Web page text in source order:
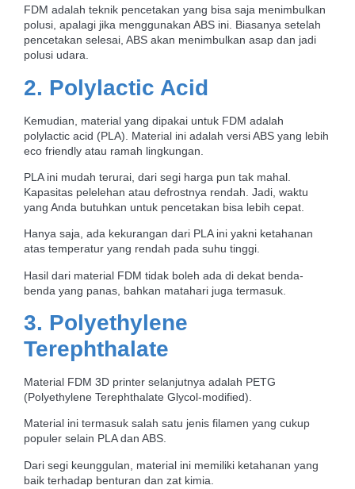
FDM adalah teknik pencetakan yang bisa saja menimbulkan
polusi, apalagi jika menggunakan ABS ini. Biasanya setelah
pencetakan selesai, ABS akan menimbulkan asap dan jadi
polusi udara.
2. Polylactic Acid
Kemudian, material yang dipakai untuk FDM adalah
polylactic acid (PLA). Material ini adalah versi ABS yang lebih
eco friendly atau ramah lingkungan.
PLA ini mudah terurai, dari segi harga pun tak mahal.
Kapasitas pelelehan atau defrostnya rendah. Jadi, waktu
yang Anda butuhkan untuk pencetakan bisa lebih cepat.
Hanya saja, ada kekurangan dari PLA ini yakni ketahanan
atas temperatur yang rendah pada suhu tinggi.
Hasil dari material FDM tidak boleh ada di dekat benda-
benda yang panas, bahkan matahari juga termasuk.
3. Polyethylene
Terephthalate
Material FDM 3D printer selanjutnya adalah PETG
(Polyethylene Terephthalate Glycol-modified).
Material ini termasuk salah satu jenis filamen yang cukup
populer selain PLA dan ABS.
Dari segi keunggulan, material ini memiliki ketahanan yang
baik terhadap benturan dan zat kimia.